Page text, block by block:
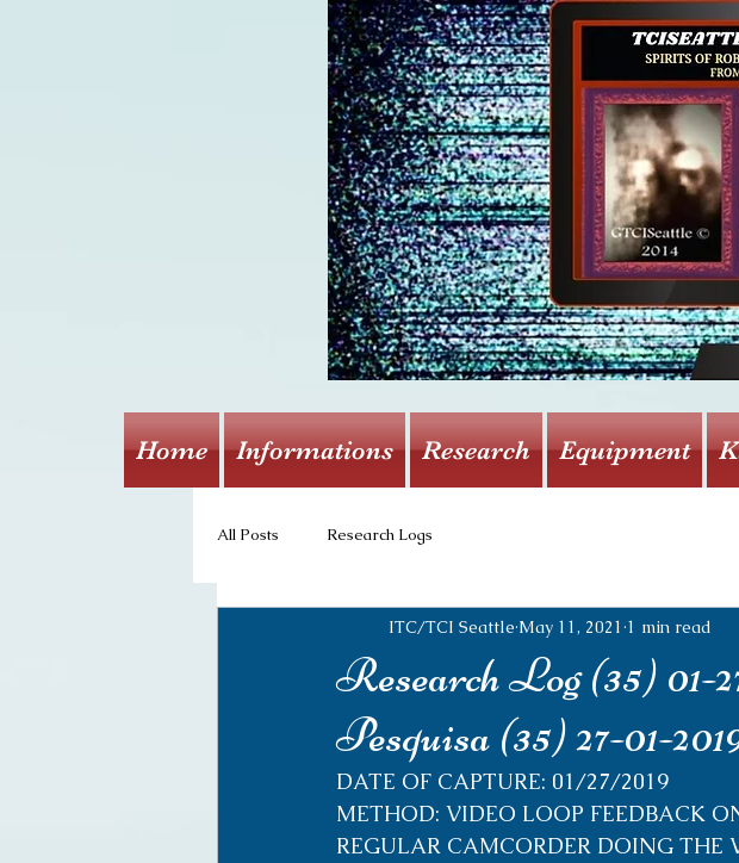
Home Informations Research Equipment
All Posts Research Logs
Research Log (35) 01-
Pesquisa (35) 27-01-
ITC/TCI Seattle May 11, 2021 1 min read
DATE OF CAPTURE: 01/27/2019
METHOD: VIDEO LOOP FEEDBACK
REGULAR CAMCORDER DOING